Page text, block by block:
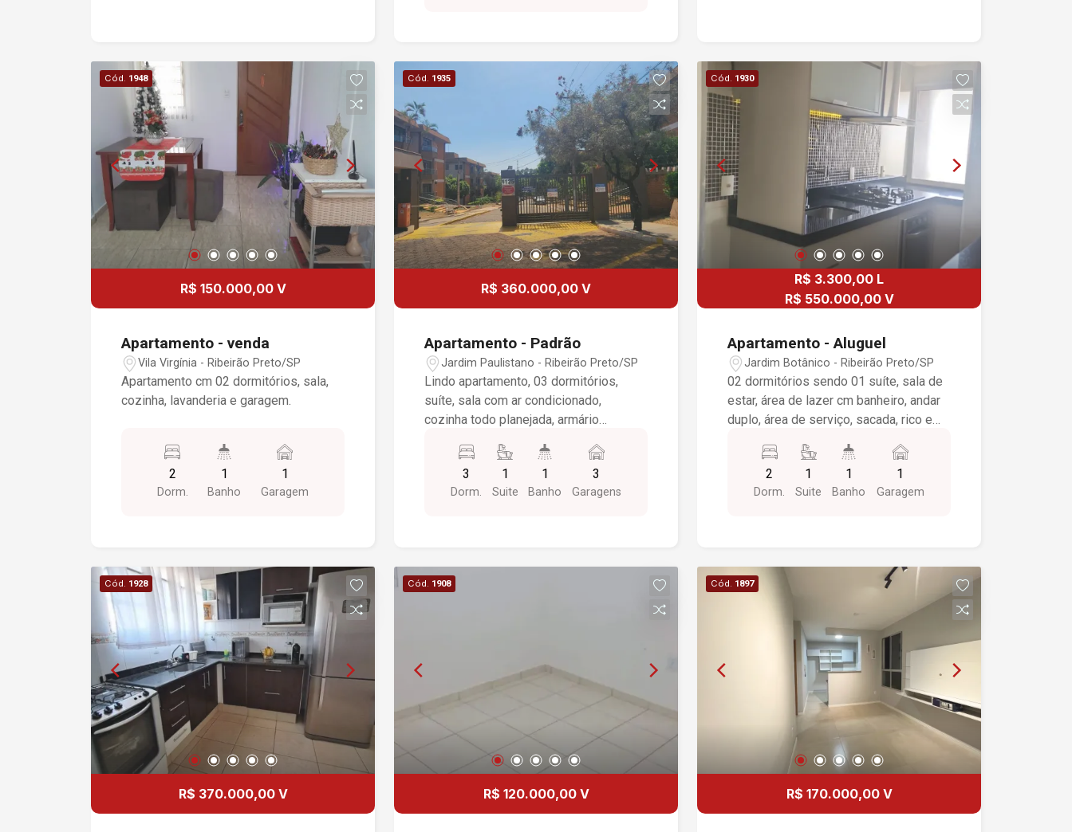
GUARITA DE ENTRADA, PRÉDIO COM
ELEVADORES.
Cód. 1948
R$ 150.000,00 V
Apartamento - venda
Vila Virgínia - Ribeirão Preto/SP
Apartamento cm 02 dormitórios, sala,
cozinha, lavanderia e garagem.
2
Dorm.
1
Banho
1
Garagem
Cód. 1935
R$ 360.000,00 V
Apartamento - Padrão
Jardim Paulistano - Ribeirão Preto/SP
Lindo apartamento, 03 dormitórios,
suíte, sala com ar condicionado,
cozinha todo planejada, armário
escritório, uma linda sacada e garagem
03 vagas
3
Dorm.
1
Suite
1
Banho
3
Garagens
Cód. 1930
R$ 3.300,00 L
R$ 550.000,00 V
Apartamento - Aluguel
Jardim Botânico - Ribeirão Preto/SP
02 dormitórios sendo 01 suíte, sala de
estar, área de lazer cm banheiro, andar
duplo, área de serviço, sacada, rico em
2
Dorm.
1
Suite
1
Banho
1
Garagem
Cód. 1928
R$ 370.000,00 V
Cód. 1908
R$ 120.000,00 V
Cód. 1897
R$ 170.000,00 V